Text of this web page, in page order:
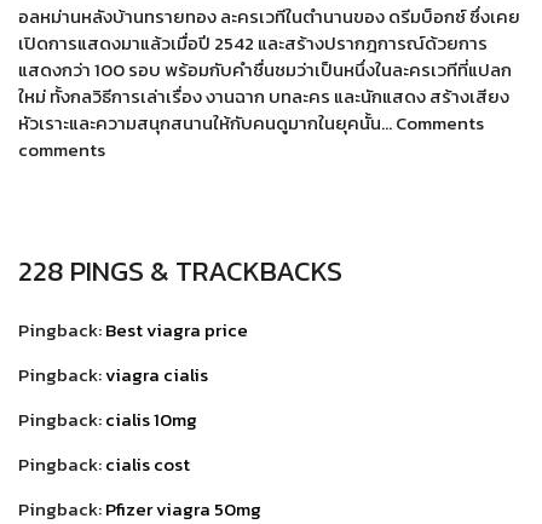
อลหม่านหลังบ้านทรายทอง ละครเวทีในตำนานของ ดรีมบ็อกซ์ ซึ่งเคย
เปิดการแสดงมาแล้วเมื่อปี 2542 และสร้างปรากฎการณ์ด้วยการ
แสดงกว่า 100 รอบ พร้อมกับคำชื่นชมว่าเป็นหนึ่งในละครเวทีที่แปลก
ใหม่ ทั้งกลวิธีการเล่าเรื่อง งานฉาก บทละคร และนักแสดง สร้างเสียง
หัวเราะและความสนุกสนานให้กับคนดูมากในยุคนั้น… Comments
comments
228 PINGS & TRACKBACKS
Pingback:Best viagra price
Pingback:viagra cialis
Pingback:cialis 10mg
Pingback:cialis cost
Pingback:Pfizer viagra 50mg